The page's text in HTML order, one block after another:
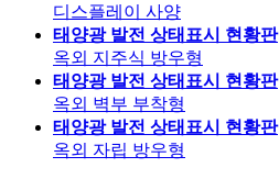
디스플레이 사양
태양광 발전 상태표시 현황판
옥외 지주식 방우형
태양광 발전 상태표시 현황판
옥외 벽부 부착형
태양광 발전 상태표시 현황판
옥외 자립 방우형